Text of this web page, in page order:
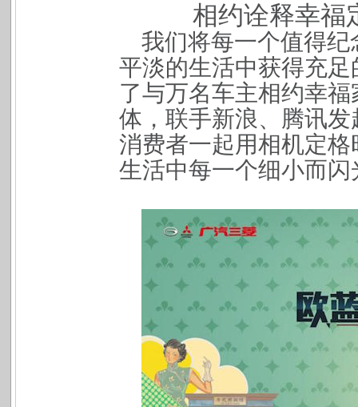
相约诠释幸福
我们将每一个值得
平淡的生活中获得充
了与万名车主相约幸
体，联手新浪、腾讯发
消费者一起用相机定
生活中每一个细小而